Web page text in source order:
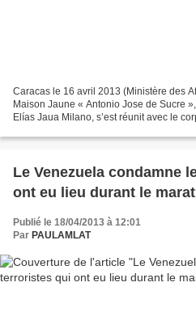
Caracas le 16 avril 2013 (Ministère des
Maison Jaune « Antonio Jose de Sucre
Elías Jaua Milano, s’est réunit avec le
Le Venezuela condamne
ont eu lieu durant le
Publié le 18/04/2013 à 12:01
Par PAULAMLAT